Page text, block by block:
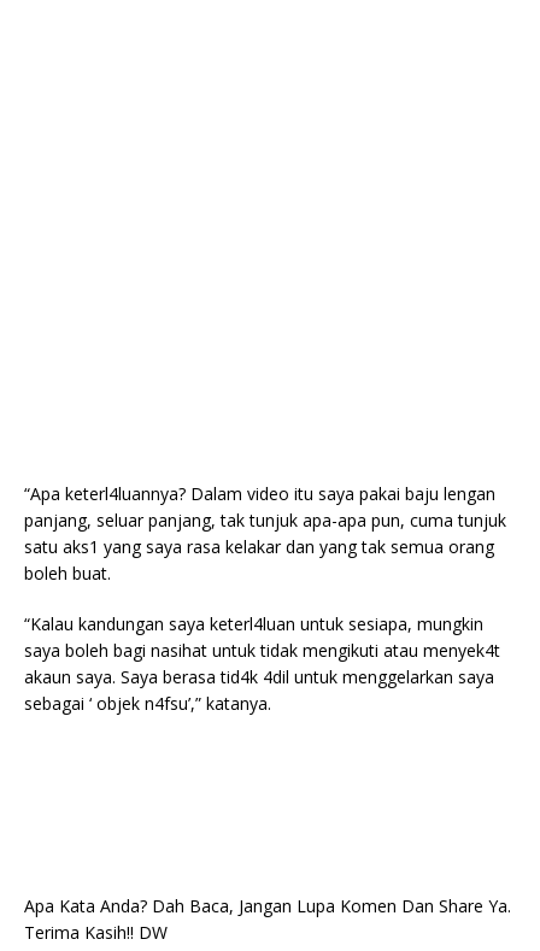
“Apa keterl4luannya? Dalam video itu saya pakai baju lengan
panjang, seluar panjang, tak tunjuk apa-apa pun, cuma tunjuk
satu aks1 yang saya rasa kelakar dan yang tak semua orang
boleh buat.
“Kalau kandungan saya keterl4luan untuk sesiapa, mungkin
saya boleh bagi nasihat untuk tidak mengikuti atau menyek4t
akaun saya. Saya berasa tid4k 4dil untuk menggelarkan saya
sebagai ‘ objek n4fsu’,” katanya.
Apa Kata Anda? Dah Baca, Jangan Lupa Komen Dan Share Ya.
Terima Kasih!! DW